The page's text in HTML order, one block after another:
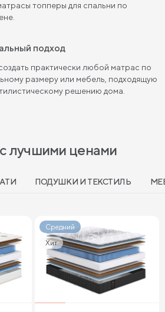
топперы для спальни по
подход
практически любой матрас по
размеру или мебель, подходящую
решению дома.
лучшими ценами
ПОДУШКИ И ТЕКСТИЛЬ
Средний
Хит